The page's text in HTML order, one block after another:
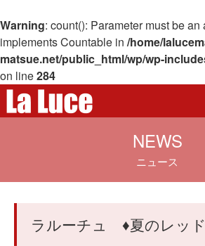
Warning: count(): Parameter must be
implements Countable in /home/
matsue.net/public_html/wp/wp-
on line284
NEWS
ニュース
ラルーチュ ♦️夏のレッ